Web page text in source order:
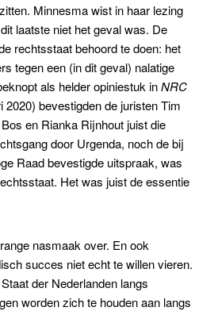
Minnesma wist in haar lezing
laatste niet het geval was. De
rechtsstaat behoord te doen: het
tegen een (in dit geval) nalatige
als helder opiniestuk inNRC
2020) bevestigden de juristen Tim
en Rianka Rijnhout juist die
door Urgenda, noch de bij
Raad bevestigde uitspraak, was
Het was juist de essentie
nasmaak over. En ook
succes niet echt te willen vieren.
der Nederlanden langs
worden zich te houden aan langs